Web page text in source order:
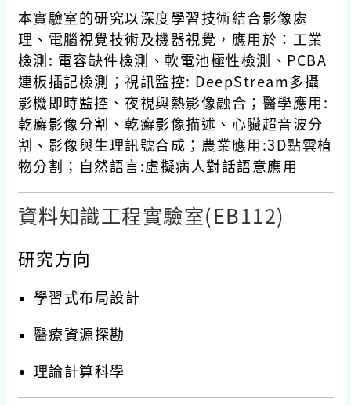
本實驗室的研究以深度學習技術結合影像處
理、電腦視覺技術及機器視覺，應用於：工業
檢測: 電容缺件檢測、軟電池極性檢測、PCBA
連板插記檢測；視訊監控: DeepStream多攝
影機即時監控、夜視與熱影像融合；醫學應用:
乾癬影像分割、乾癬影像描述、心臟超音波分
割、影像與生理訊號合成；農業應用:3D點雲植
物分割；自然語言:虛擬病人對話語意應用
資料知識工程實驗室(EB112)
研究方向
學習式布局設計
醫療資源探勘
理論計算科學